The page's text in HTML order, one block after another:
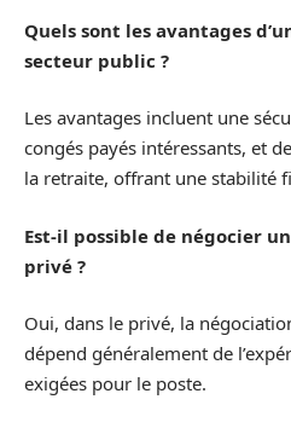
Quels sont les avantages
secteur public ?
Les avantages incluent une
congés payés intéressants, et
la retraite, offrant une stabilité
Est-il possible de négocier
privé ?
Oui, dans le privé, la
dépend généralement de
exigées pour le poste.